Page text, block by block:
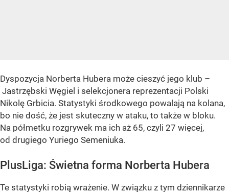
Dyspozycja Norberta Hubera może cieszyć jego klub –
Jastrzębski Węgiel i selekcjonera reprezentacji Polski
Nikolę Grbicia. Statystyki środkowego powalają na kolana,
bo nie dość, że jest skuteczny w ataku, to także w bloku.
Na półmetku rozgrywek ma ich aż 65, czyli 27 więcej,
od drugiego Yuriego Semeniuka.
PlusLiga: Świetna forma Norberta Hubera
Te statystyki robią wrażenie. W związku z tym dziennikarze